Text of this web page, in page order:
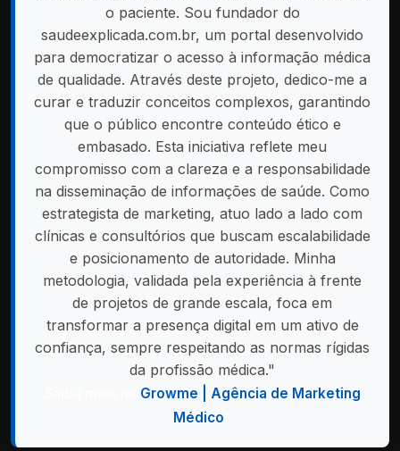
o paciente. Sou fundador do
saudeexplicada.com.br, um portal desenvolvido
para democratizar o acesso à informação médica
de qualidade. Através deste projeto, dedico-me a
curar e traduzir conceitos complexos, garantindo
que o público encontre conteúdo ético e
embasado. Esta iniciativa reflete meu
compromisso com a clareza e a responsabilidade
na disseminação de informações de saúde. Como
estrategista de marketing, atuo lado a lado com
clínicas e consultórios que buscam escalabilidade
e posicionamento de autoridade. Minha
metodologia, validada pela experiência à frente
de projetos de grande escala, foca em
transformar a presença digital em um ativo de
confiança, sempre respeitando as normas rígidas
da profissão médica."
Growme | Agência de Marketing
Médico